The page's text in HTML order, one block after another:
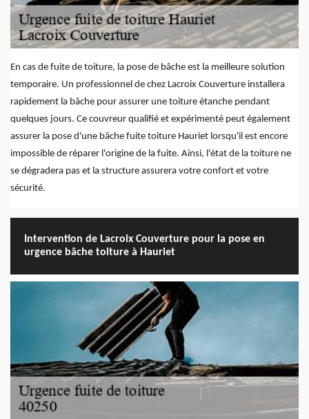
En cas de fuite de toiture, la pose de bâche est la meilleure solution
temporaire. Un professionnel de chez Lacroix Couverture installera
rapidement la bâche pour assurer une toiture étanche pendant
quelques jours. Ce couvreur qualifié et expérimenté peut également
assurer la pose d'une bâche fuite toiture Hauriet lorsqu'il est encore
impossible de réparer l'origine de la fuite. Ainsi, l'état de la toiture ne
se dégradera pas et la structure assurera votre confort et votre
sécurité.
Intervention de Lacroix Couverture pour la pose en
urgence bâche toiture à Hauriet